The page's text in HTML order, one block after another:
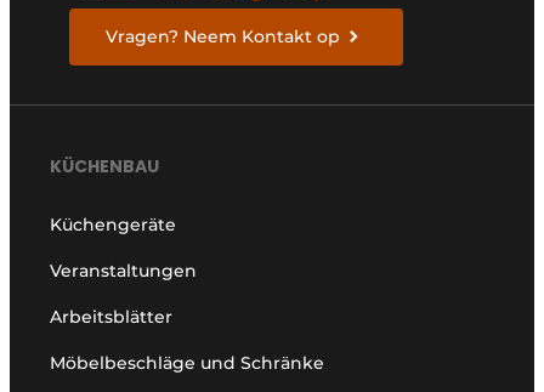
Vragen? Neem Kontakt op
KÜCHENBAU
Küchengeräte
Veranstaltungen
Arbeitsblätter
Möbelbeschläge und Schränke